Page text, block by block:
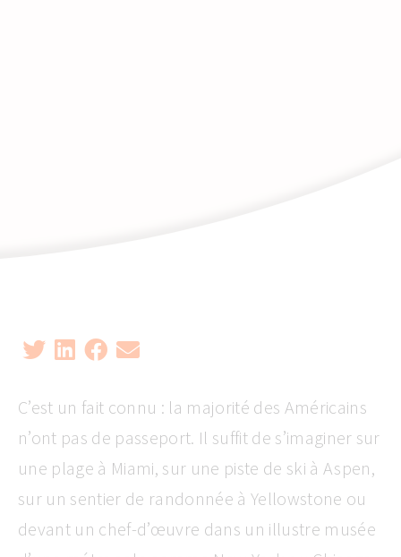
C’est un fait connu : la majorité des Américains
n’ont pas de passeport. Il suffit de s’imaginer sur
une plage à Miami, sur une piste de ski à Aspen,
sur un sentier de randonnée à Yellowstone ou
devant un chef-d’œuvre dans un illustre musée